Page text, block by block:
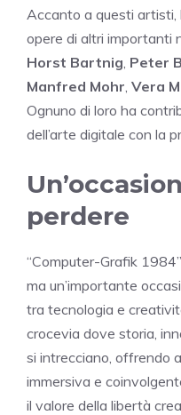
Accanto a questi artisti,
opere di altri importanti
Horst Bartnig Peter
Manfred Mohr Vera
Ognuno di loro ha
dell’arte digitale con la
perdere
“Computer-Grafik
ma un’importante
tra tecnologia e
crocevia dove storia,
si intrecciano, offrendo
immersiva e
il valore della libertà